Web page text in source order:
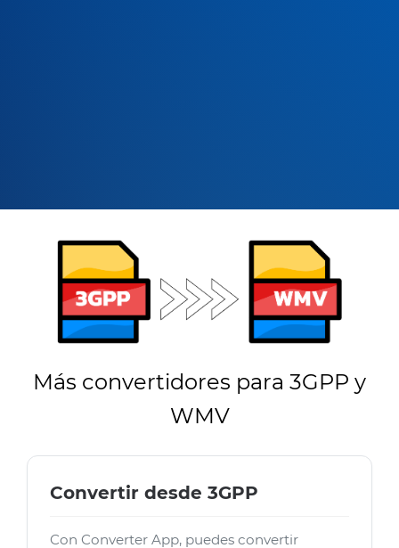
Más convertidores para 3GPP y
WMV
Convertir desde 3GPP
Con Converter App, puedes convertir